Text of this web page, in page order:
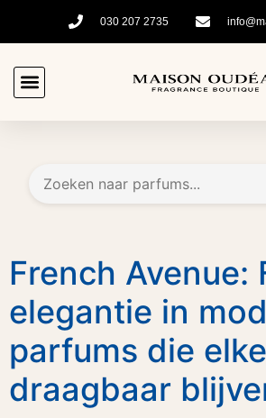
030 207 2735
French Avenue:
elegantie in
parfums die
draagbaar